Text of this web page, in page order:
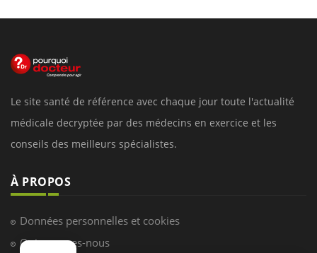
Le site santé de référence avec chaque jour toute l'actualité
médicale decryptée par des médecins en exercice et les
conseils des meilleurs spécialistes.
À PROPOS
Données personnelles et cookies
Qui sommes-nous